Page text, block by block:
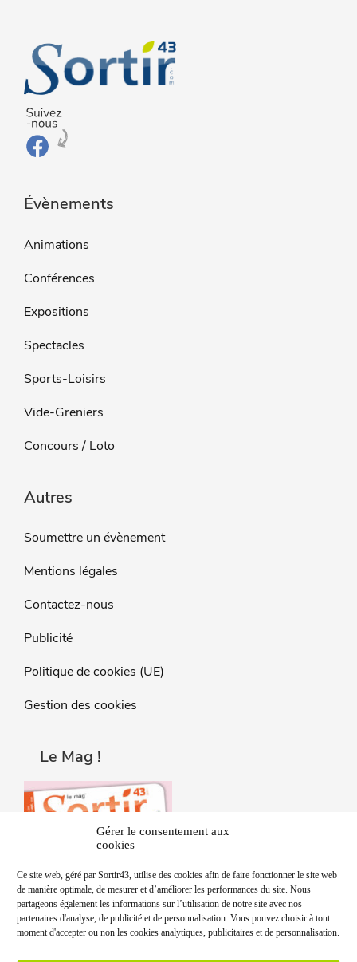
Gérer le consentement aux
cookies
Ce site web, géré par Sortir43, utilise des cookies afin de faire fonctionner le site web
de manière optimale, de mesurer et d’améliorer les performances du site. Nous
partageons également les informations sur l’utilisation de notre site avec nos
partenaires d'analyse, de publicité et de personnalisation. Vous pouvez choisir à tout
moment d'accepter ou non les cookies analytiques, publicitaires et de personnalisation.
Évènements
Animations
Conférences
Expositions
Spectacles
Sports-Loisirs
Vide-Greniers
Concours / Loto
Autres
Soumettre un évènement
Mentions légales
Contactez-nous
Publicité
Politique de cookies (UE)
Gestion des cookies
Le Mag !